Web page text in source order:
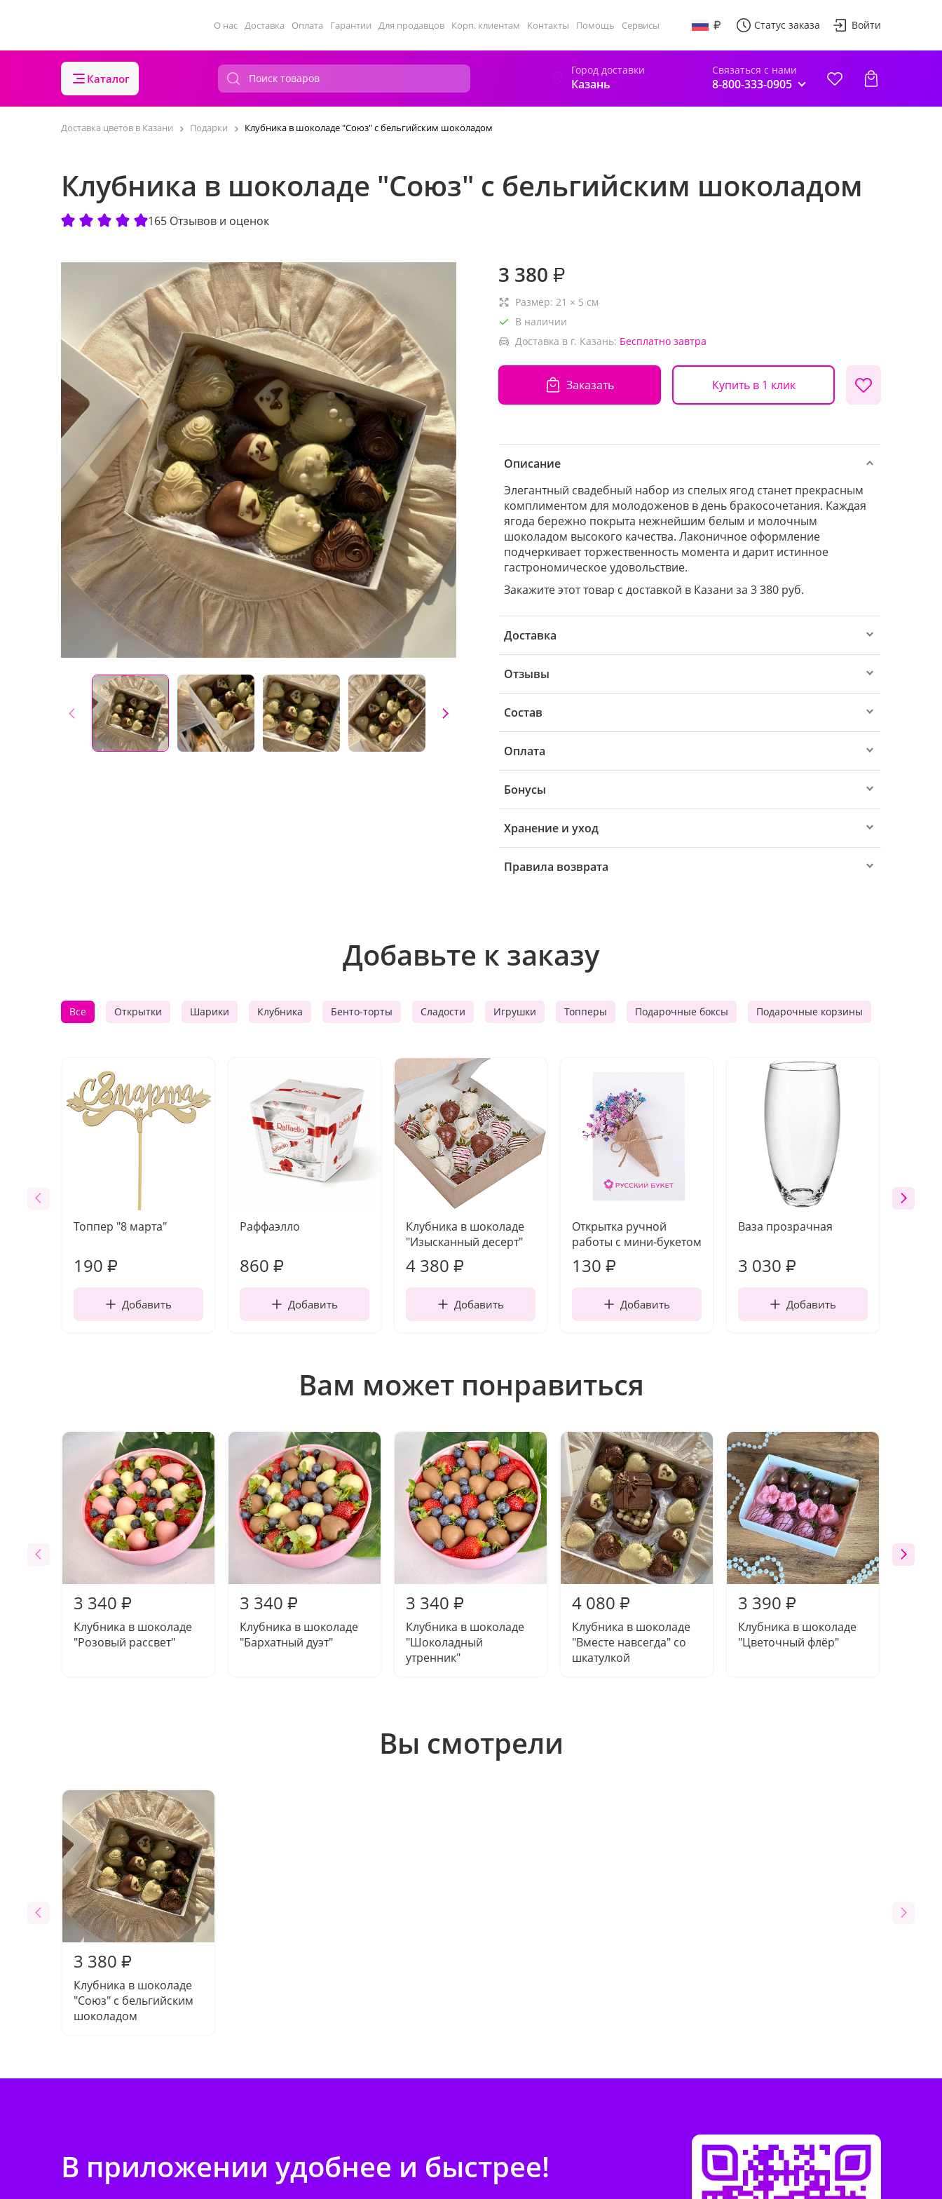
О нас Доставка Оплата Гарантии Для продавцов Корп. клиентам Контакты Помощь Сервисы Статус заказа Войти
Каталог
Город доставки
Казань
Связаться с нами
8-800-333-0905
Доставка цветов в Казани Подарки Клубника в шоколаде "Союз" с бельгийским шоколадом
Клубника в шоколаде "Союз" с бельгийским шоколадом
165 Отзывов и оценок
3 380 ₽
Размер: 21 × 5 см
В наличии
Доставка в г. Казань: Бесплатно завтра
Заказать Купить в 1 клик
Описание
Элегантный свадебный набор из спелых ягод станет прекрасным
комплиментом для молодоженов в день бракосочетания. Каждая
ягода бережно покрыта нежнейшим белым и молочным
шоколадом высокого качества. Лаконичное оформление
подчеркивает торжественность момента и дарит истинное
гастрономическое удовольствие.
Закажите этот товар с доставкой в Казани за 3 380 руб.
Доставка
Отзывы
Состав
Оплата
Бонусы
Хранение и уход
Правила возврата
Добавьте к заказу
Все Открытки Шарики Клубника Бенто-торты Сладости Игрушки Топперы Подарочные боксы Подарочные корзины
Топпер "8 марта"
190 ₽
Добавить
Раффаэлло
860 ₽
Добавить
Клубника в шоколаде
"Изысканный десерт"
4 380 ₽
Добавить
Открытка ручной
работы с мини-букетом
130 ₽
Добавить
Ваза прозрачная
3 030 ₽
Добавить
Вам может понравиться
3 340 ₽
Клубника в шоколаде
"Розовый рассвет"
3 340 ₽
Клубника в шоколаде
"Бархатный дуэт"
3 340 ₽
Клубника в шоколаде
"Шоколадный
утренник"
4 080 ₽
Клубника в шоколаде
"Вместе навсегда" со
шкатулкой
3 390 ₽
Клубника в шоколаде
"Цветочный флёр"
Вы смотрели
3 380 ₽
Клубника в шоколаде
"Союз" с бельгийским
шоколадом
В приложении удобнее и быстрее!